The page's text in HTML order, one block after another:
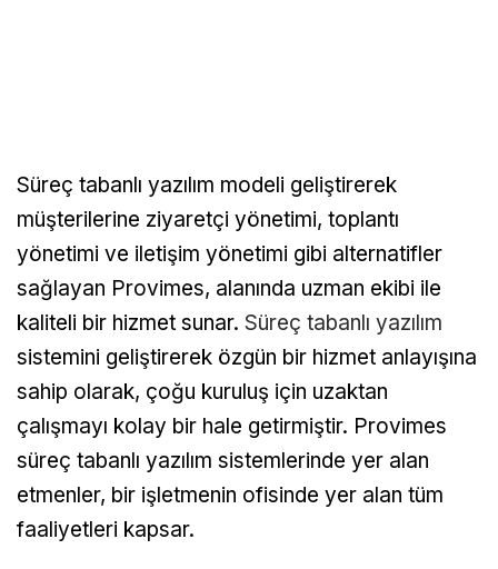
Süreç tabanlı yazılım modeli geliştirerek
müşterilerine ziyaretçi yönetimi, toplantı
yönetimi ve iletişim yönetimi gibi alternatifler
sağlayan Provimes, alanında uzman ekibi ile
kaliteli bir hizmet sunar. Süreç tabanlı yazılım
sistemini geliştirerek özgün bir hizmet anlayışına
sahip olarak, çoğu kuruluş için uzaktan
çalışmayı kolay bir hale getirmiştir. Provimes
süreç tabanlı yazılım sistemlerinde yer alan
etmenler, bir işletmenin ofisinde yer alan tüm
faaliyetleri kapsar.